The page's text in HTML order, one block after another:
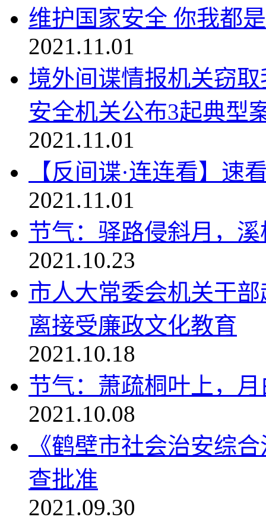
维护国家安全 你我都
2021.11.01
境外间谍情报机关窃
安全机关公布3起典型
2021.11.01
【反间谍·连连看】速
2021.11.01
节气：驿路侵斜月，
2021.10.23
市人大常委会机关干
离接受廉政文化教育
2021.10.18
节气：萧疏桐叶上，
2021.10.08
《鹤壁市社会治安综
查批准
2021.09.30